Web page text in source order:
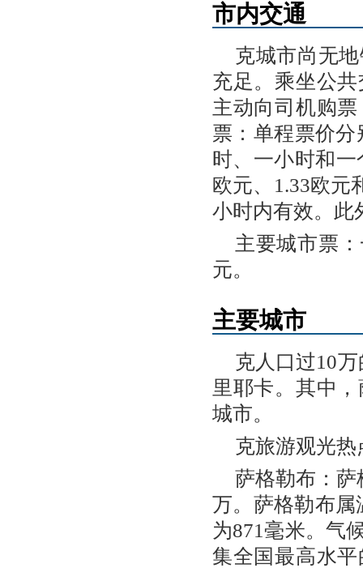
市内交通
克城市尚无
充足。乘坐公
主动向司机购
票：单程票价分
时、一小时和
欧元、1.33欧元
小时内有效。此
主要城市票
元。
主要城市
克人口过10
里耶卡。其中
城市。
克旅游观光
萨格勒布：萨
万。萨格勒布
为871毫米。气
集全国最高水